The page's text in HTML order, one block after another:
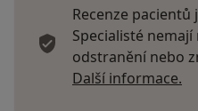
Recenze
Specialisté
odstranění nebo
Další informace.